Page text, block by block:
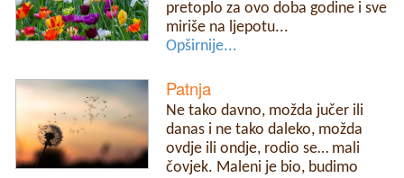
pretoplo za ovo doba godine i sve
miriše na ljepotu...
Opširnije...
Patnja
Ne tako davno, možda jučer ili
danas i ne tako daleko, možda
ovdje ili ondje, rodio se… mali
čovjek. Maleni je bio, budimo